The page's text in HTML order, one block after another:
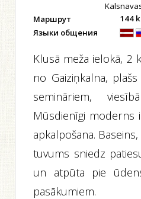
Маршрут 144
Языки общения
Klusā meža ielokā, 2
no Gaiziņkalna,
semināriem,
Mūsdienīgi moderns
apkalpošana.
tuvums sniedz
un atpūta pie
pasākumiem.